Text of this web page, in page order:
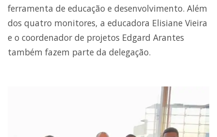
ferramenta de educação e desenvolvimento. Além
dos quatro monitores, a educadora Elisiane Vieira
e o coordenador de projetos Edgard Arantes
também fazem parte da delegação.